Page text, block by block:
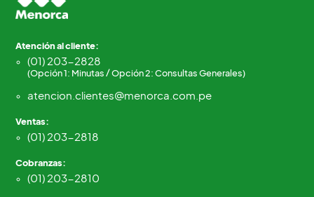
Atención al cliente:
(01) 203-2828
(Opción 1: Minutas / Opción 2: Consultas Generales)
atencion.clientes@menorca.com.pe
Ventas:
(01) 203-2818
Cobranzas:
(01) 203-2810